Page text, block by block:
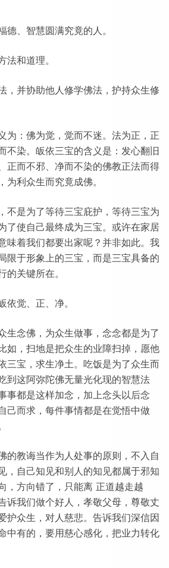
德、智慧圆满究竟的人。
法和道理。
，并协助他人修学佛法，护持众生修
为：佛为觉，觉而不迷。法为正，正
不染。皈依三宝的含义是：发心翻旧
正而不邪、净而不染的佛教正法而得
为利众生而究竟成佛。
不是为了等待三宝庇护，等待三宝为
了使自己最终成为三宝。或许在家居
味着我们都要出家呢？并非如此。我
限于形象上的三宝，而是三宝具备的
的关键所在。
依觉、正、净。
生念佛，为众生做事，念念都是为了
如，扫地是把众生的业障扫掉，愿他
三宝，求生净土。吃饭是为了众生而
到这阿弥陀佛无量光化现的智慧法
事都是这样加念，加上念头以后念
己而求，每件事情都是在觉悟中做
的教诲当作为人处事的原则，不入自
，自己知见和别人的知见都属于邪知
，方向错了，只能离 正道越走越
诉我们做个好人，孝敬父母，尊敬丈
护众生，对人慈悲。告诉我们深信因
中有的，要用慈心感化，把业力转化